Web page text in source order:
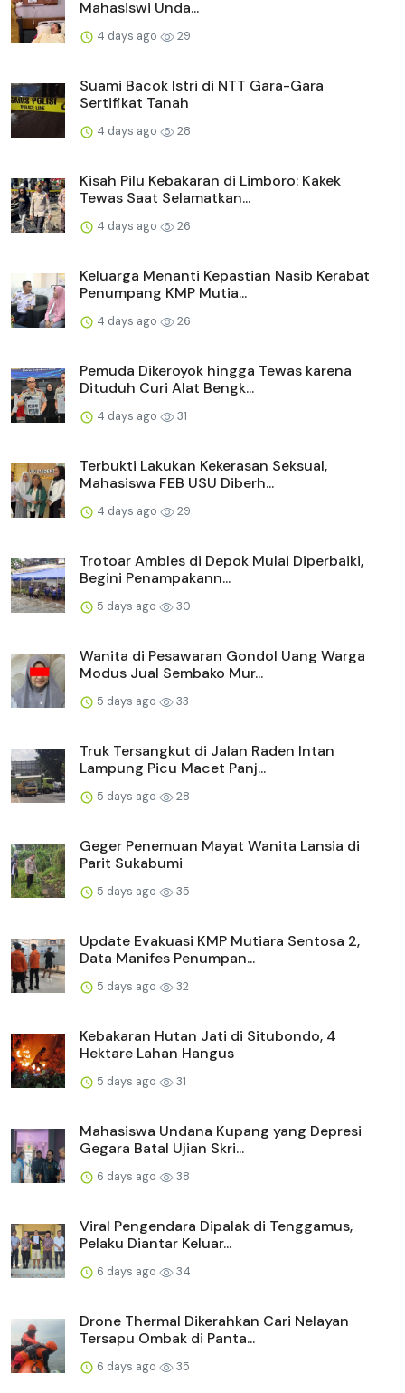
Mahasiswi Unda...
4 days ago 29
Suami Bacok Istri di NTT Gara-Gara
Sertifikat Tanah
4 days ago 28
Kisah Pilu Kebakaran di Limboro: Kakek
Tewas Saat Selamatkan...
4 days ago 26
Keluarga Menanti Kepastian Nasib Kerabat
Penumpang KMP Mutia...
4 days ago 26
Pemuda Dikeroyok hingga Tewas karena
Dituduh Curi Alat Bengk...
4 days ago 31
Terbukti Lakukan Kekerasan Seksual,
Mahasiswa FEB USU Diberh...
4 days ago 29
Trotoar Ambles di Depok Mulai Diperbaiki,
Begini Penampakann...
5 days ago 30
Wanita di Pesawaran Gondol Uang Warga
Modus Jual Sembako Mur...
5 days ago 33
Truk Tersangkut di Jalan Raden Intan
Lampung Picu Macet Panj...
5 days ago 28
Geger Penemuan Mayat Wanita Lansia di
Parit Sukabumi
5 days ago 35
Update Evakuasi KMP Mutiara Sentosa 2,
Data Manifes Penumpan...
5 days ago 32
Kebakaran Hutan Jati di Situbondo, 4
Hektare Lahan Hangus
5 days ago 31
Mahasiswa Undana Kupang yang Depresi
Gegara Batal Ujian Skri...
6 days ago 38
Viral Pengendara Dipalak di Tenggamus,
Pelaku Diantar Keluar...
6 days ago 34
Drone Thermal Dikerahkan Cari Nelayan
Tersapu Ombak di Panta...
6 days ago 35